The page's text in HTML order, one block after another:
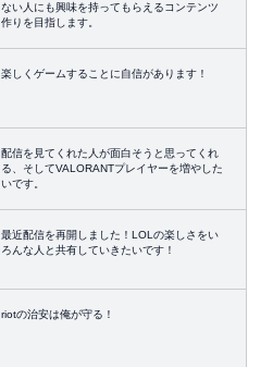
ない人にも興味を持ってもらえるコンテンツ
作りを目指します。
楽しくゲームすることに自信があります！
配信を見てくれた人が面白そうと思ってくれ
る、そしてVALORANTプレイヤーを増やした
いです。
最近配信を再開しました！LOLの楽しさをい
ろんな人と共有していきたいです！
riotの治安は俺が守る！